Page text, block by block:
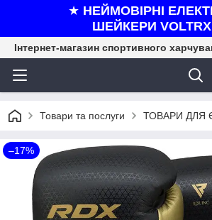
★ НЕЙМОВІРНІ
ШЕЙКЕРИ VOLTRX
Інтернет-магазин спортивного
Товари та послуги ТОВАРИ ДЛЯ
–17%